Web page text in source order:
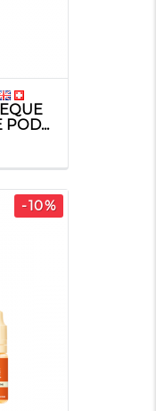
POD...
-10%